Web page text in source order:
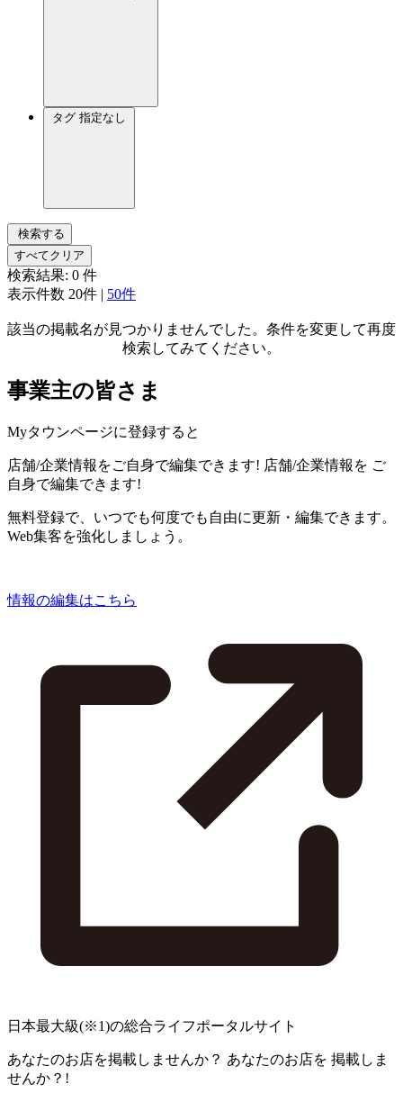
タグ 指定なし
検索する
すべてクリア
検索結果: 0 件
表示件数 20件 | 50件
該当の掲載名が見つかりませんでした。条件を変更して再度
検索してみてください。
事業主の皆さま
Myタウンページに登録すると
店舗/企業情報をご自身で編集できます! 店舗/企業情報を ご
自身で編集できます!
無料登録で、いつでも何度でも自由に更新・編集できます。
Web集客を強化しましょう。
情報の編集はこちら
日本最大級(※1)の総合ライフポータルサイト
あなたのお店を掲載しませんか？ あなたのお店を 掲載しま
せんか？!